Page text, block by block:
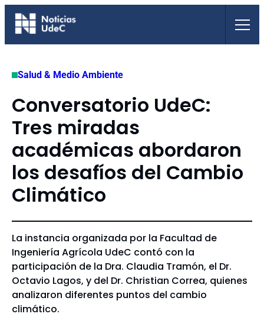
Saltar
Salud & Medio Ambiente
Conversatorio UdeC:
Tres miradas
académicas abordaron
los desafíos del Cambio
Climático
La instancia organizada por la Facultad de
Ingeniería Agrícola UdeC contó con la
participación de la Dra. Claudia Tramón, el Dr.
Octavio Lagos, y del Dr. Christian Correa, quienes
analizaron diferentes puntos del cambio
climático.